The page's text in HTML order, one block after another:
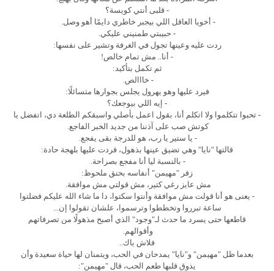
- قلبى أنتي كويسة؟
- أخويا العاقل اللي بيجبر خاطري دايمًا أهو وصل.
- حبيبتي طمنيني عليكي.
ردت عليه وعينها تجول في الغرفة وتشير على نفسها:
- أنا.. مش تمام خالص!
ثم تكمل بتأكيد:
- خااالص.
فيرد عليها وهو يهرول يجلس بجوارها متسائلًا:
- إيه اللي بيوجعك؟
- تحبوا تتكلموا ولا اتكلم أنا، بقول اعمل بأصلي واسبقكم الطلعة دي، اتفضل يا
كوتش صب على آذننا من جديد الخبر الفاجع.
- يا ستير يا رب، هو للدرجة بقى يفجع.
قالتها "نايا" وهي تضيق عينها بذهول، فردت عليها بلهجة حادة:
- بالنسبة ليا أنا مفجع بصراحة.
زفر "مهيمن" أنفاسه بحنق ملحوظ:
مش عايز رغي كتير، مش قولتي مش موافقة.
- يعنى هو أنا قولت مش موافقة وأنتوا سكتوا، دا ما شاء الله عليكم فضلتوا
ساعة تبرروا وتخططوا وترسموا، علشان تقولوا إن...
قاطعها حتى يسرد ما حدث لـ"وجود" الذي أصبح مذهولًا من تصرفاتهم
وأقوالهم.
فلاش باك..
بعدما ظل "مهيمن" و"نايا" يمدحان في الحب، ويتمنان لها حياة سعيدة وأن
يذوق قلبها طعم الحب، قال "مهيمن":